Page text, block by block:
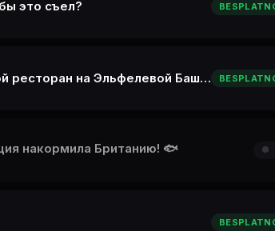
это съел?
ElE Fortuna ep03 Мой гастро-ТОП в Париже: крутой ресторан на Эльфелевой Башне
накормила Британию! 🐟